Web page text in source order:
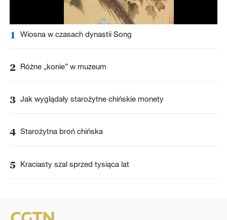
1 Wiosna w czasach dynastii Song
2 Różne „konie” w muzeum
3 Jak wyglądały starożytne chińskie monety
4 Starożytna broń chińska
5 Kraciasty szal sprzed tysiąca lat